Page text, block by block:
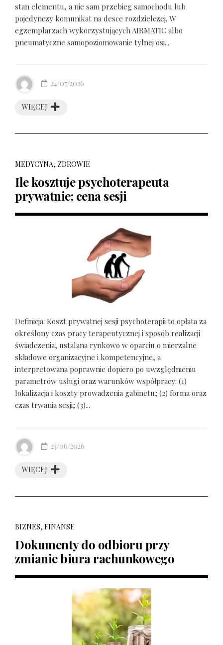
stan elementu, a nie sam przebieg samochodu lub
pojedynczy komunikat na desce rozdzielczej. W
egzemplarzach wykorzystujących AIRMATIC albo
pneumatyczne samopoziomowanie tylnej osi...
WIĘCEJ
24/07/2026
MEDYCYNA, ZDROWIE
Ile kosztuje psychoterapeuta
prywatnie: cena sesji
Definicja: Koszt prywatnej sesji psychoterapii to opłata za
określony czas pracy terapeutycznej i sposób realizacji
świadczenia, ustalana rynkowo w oparciu o mierzalne
składowe organizacyjne i kompetencyjne, a
interpretowana poprawnie dopiero po uwzględnieniu
parametrów usługi oraz warunków współpracy: (1)
lokalizacja i koszty prowadzenia gabinetu; (2) forma oraz
czas trwania sesji; (3)...
WIĘCEJ
23/06/2026
BIZNES, FINANSE
Dokumenty do odbioru przy
zmianie biura rachunkowego